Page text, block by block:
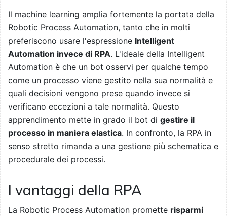
Il machine learning amplia fortemente la portata della
Robotic Process Automation, tanto che in molti
preferiscono usare l'espressione Intelligent
Automation invece di RPA. L'ideale della Intelligent
Automation è che un bot osservi per qualche tempo
come un processo viene gestito nella sua normalità e
quali decisioni vengono prese quando invece si
verificano eccezioni a tale normalità. Questo
apprendimento mette in grado il bot di gestire il
processo in maniera elastica. In confronto, la RPA in
senso stretto rimanda a una gestione più schematica e
procedurale dei processi.
I vantaggi della RPA
La Robotic Process Automation promette risparmi